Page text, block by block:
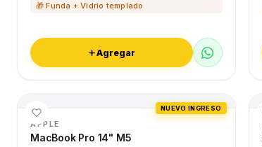
🎁 Funda + Vidrio templado
Agregar
NUEVO INGRESO
APPLE
MacBook Pro 14" M5